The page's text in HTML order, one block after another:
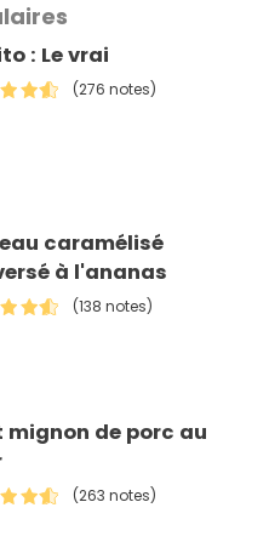
: Le vrai
(276 notes)
caramélisé
à l'ananas
(138 notes)
mignon de porc au
(263 notes)